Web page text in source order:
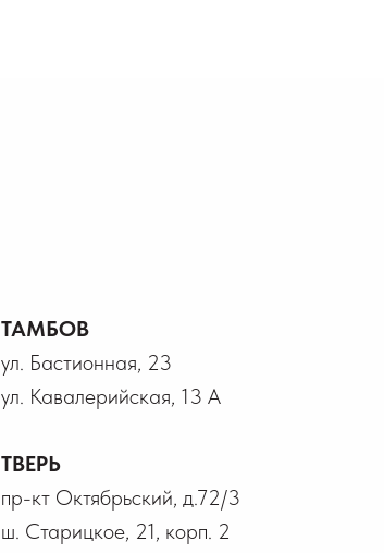
ТАМБОВ
ул. Бастионная, 23
ул. Кавалерийская, 13 А
ТВЕРЬ
пр-кт Октябрьский, д.72/3
ш. Старицкое, 21, корп. 2